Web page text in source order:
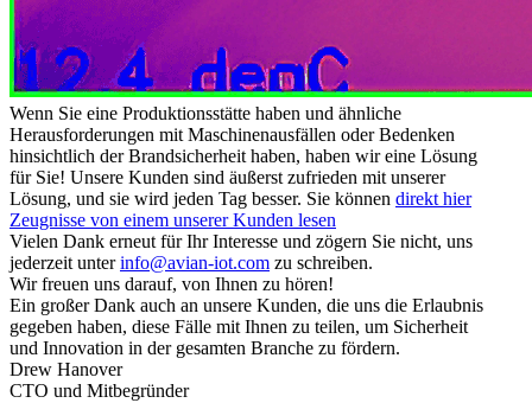
Wenn Sie eine Produktionsstätte haben und ähnliche
Herausforderungen mit Maschinenausfällen oder Bedenken
hinsichtlich der Brandsicherheit haben, haben wir eine Lösung
für Sie! Unsere Kunden sind äußerst zufrieden mit unserer
Lösung, und sie wird jeden Tag besser. Sie können direkt hier
Zeugnisse von einem unserer Kunden lesen
Vielen Dank erneut für Ihr Interesse und zögern Sie nicht, uns
jederzeit unterinfo@avian-iot.com zu schreiben.
Wir freuen uns darauf, von Ihnen zu hören!
Ein großer Dank auch an unsere Kunden, die uns die Erlaubnis
gegeben haben, diese Fälle mit Ihnen zu teilen, um Sicherheit
und Innovation in der gesamten Branche zu fördern.
Drew Hanover
CTO und Mitbegründer